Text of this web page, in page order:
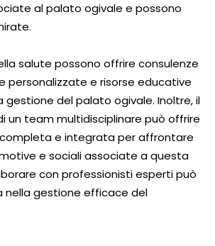
al palato ogivale e possono
salute possono offrire consulenze
personalizzate e risorse educative
gestione del palato ogivale. Inoltre, il
un team multidisciplinare può offrire
e integrata per affrontare
e sociali associate a questa
con professionisti esperti può
nella gestione efficace del